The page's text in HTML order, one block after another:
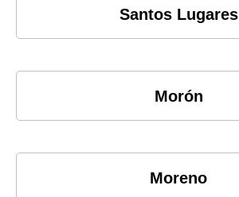
Santos Lugares
Morón
Moreno